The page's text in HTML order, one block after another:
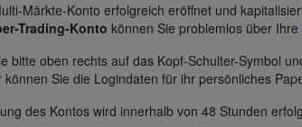
Märkte-Konto erfolgreich eröffnet und
Trading-Konto können Sie problemlos über Ihre
bitte oben rechts auf das Kopf-Schulter-Symbol
können Sie die Logindaten für ihr persönliches
des Kontos wird innerhalb von 48 Stunden